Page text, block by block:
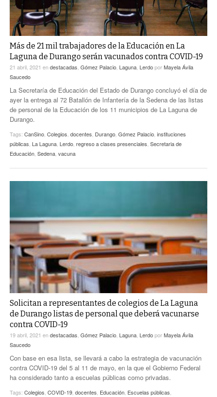
Más de 21 mil trabajadores de la Educación en La
Laguna de Durango serán vacunados contra COVID-19
21 abril, 2021 endestacadas Gómez Palacio Laguna LerdoporMayela Ávila
Saucedo
La Secretaría de Educación del Estado de Durango concluyó el día de
ayer la entrega al 72 Batallón de Infantería de la Sedena de las listas
de personal de la Educación de los 11 municipios de La Laguna de
Durango.
Tags: CanSino Colegios docentes Durango Gómez Palacio instituciones
públicas La Laguna Lerdo regreso a clases presenciales Secretaria de
Educación Sedena vacuna
Solicitan a representantes de colegios de La Laguna
de Durango listas de personal que deberá vacunarse
contra COVID-19
19 abril, 2021 endestacadas Gómez Palacio Laguna LerdoporMayela Ávila
Saucedo
Con base en esa lista, se llevará a cabo la estrategia de vacunación
contra COVID-19 del 5 al 11 de mayo, en la que el Gobierno Federal
ha considerado tanto a escuelas públicas como privadas.
Tags: Colegios COVID-19 docentes Educación Escuelas públicas